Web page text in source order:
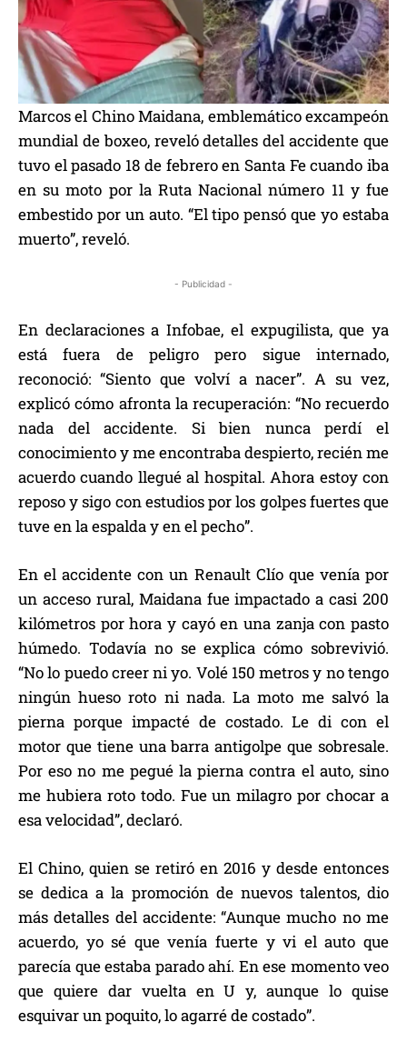
Marcos el Chino Maidana, emblemático excampeón
mundial de boxeo, reveló detalles del accidente que
tuvo el pasado 18 de febrero en Santa Fe cuando iba
en su moto por la Ruta Nacional número 11 y fue
embestido por un auto. “El tipo pensó que yo estaba
muerto”, reveló.
- Publicidad -
En declaraciones a Infobae, el expugilista, que ya
está fuera de peligro pero sigue internado,
reconoció: “Siento que volví a nacer”. A su vez,
explicó cómo afronta la recuperación: “No recuerdo
nada del accidente. Si bien nunca perdí el
conocimiento y me encontraba despierto, recién me
acuerdo cuando llegué al hospital. Ahora estoy con
reposo y sigo con estudios por los golpes fuertes que
tuve en la espalda y en el pecho”.
En el accidente con un Renault Clío que venía por
un acceso rural, Maidana fue impactado a casi 200
kilómetros por hora y cayó en una zanja con pasto
húmedo. Todavía no se explica cómo sobrevivió.
“No lo puedo creer ni yo. Volé 150 metros y no tengo
ningún hueso roto ni nada. La moto me salvó la
pierna porque impacté de costado. Le di con el
motor que tiene una barra antigolpe que sobresale.
Por eso no me pegué la pierna contra el auto, sino
me hubiera roto todo. Fue un milagro por chocar a
esa velocidad”, declaró.
El Chino, quien se retiró en 2016 y desde entonces
se dedica a la promoción de nuevos talentos, dio
más detalles del accidente: “Aunque mucho no me
acuerdo, yo sé que venía fuerte y vi el auto que
parecía que estaba parado ahí. En ese momento veo
que quiere dar vuelta en U y, aunque lo quise
esquivar un poquito, lo agarré de costado”.